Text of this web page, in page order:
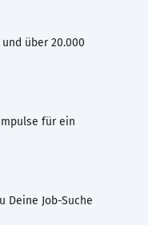
über 20.000
für ein
Deine Job-Suche